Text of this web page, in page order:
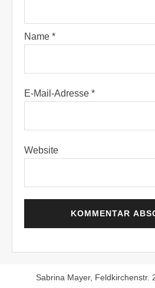
Name *
E-Mail-Adresse *
Website
Sabrina Mayer, Feldkirchenstr.